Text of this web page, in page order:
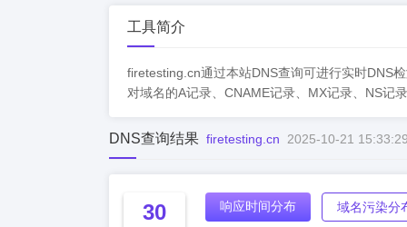
工具简介
firetesting.cn通过本站DNS查询可进行实时DNS
对域名的A记录、CNAME记录、MX记录、NS记
DNS查询结果 firetesting.cn 2025-10-21
30 响应时间分布 域名污染分